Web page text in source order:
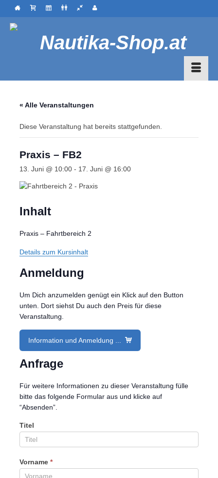
« Alle Veranstaltungen
Diese Veranstaltung hat bereits stattgefunden.
Praxis – FB2
13. Juni @ 10:00 - 17. Juni @ 16:00
Inhalt
Praxis – Fahrtbereich 2
Details zum Kursinhalt
Anmeldung
Um Dich anzumelden genügt ein Klick auf den Button
unten. Dort siehst Du auch den Preis für diese
Veranstaltung.
Information und Anmeldung ...
Anfrage
Für weitere Informationen zu dieser Veranstaltung fülle
bitte das folgende Formular aus und klicke auf
“Absenden”.
Titel
Vorname *